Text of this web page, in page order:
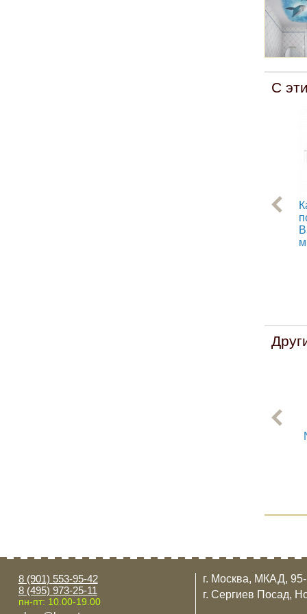
С
8 (901) 553-95-42
8 (495) 973-25-11
пн-пт: 10.00-19.00
г. Москва, МКАД,
г. Сергиев Посад,